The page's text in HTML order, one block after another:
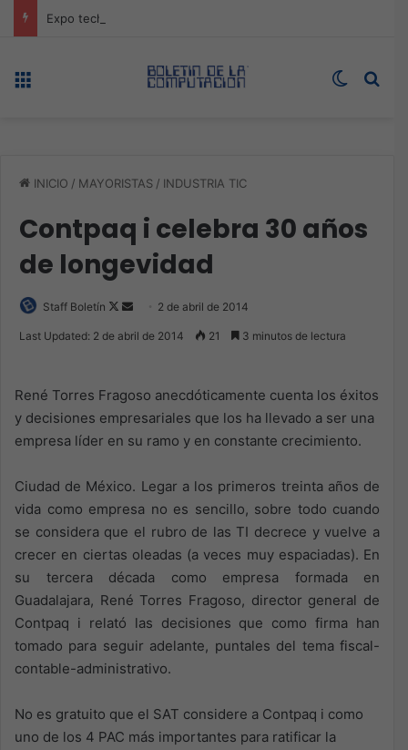
Switch
INICIO / MAYORISTAS / INDUSTRIA TIC
Contpaq i celebra 30 años
de longevidad
Staff Boletín
Follow
Send 2 de abril de 2014
Last Updated: 2 de abril de 2014 21 3 minutos de lectura
René Torres Fragoso anecdóticamente cuenta los éxitos
y decisiones empresariales que los ha llevado a ser una
empresa líder en su ramo y en constante crecimiento.
Ciudad de México. Legar a los primeros treinta años de
vida como empresa no es sencillo, sobre todo cuando
se considera que el rubro de las TI decrece y vuelve a
crecer en ciertas oleadas (a veces muy espaciadas). En
su tercera década como empresa formada en
Guadalajara, René Torres Fragoso, director general de
Contpaq i relató las decisiones que como firma han
tomado para seguir adelante, puntales del tema fiscal-
contable-administrativo.
No es gratuito que el SAT considere a Contpaq i como
uno de los 4 PAC más importantes para ratificar la